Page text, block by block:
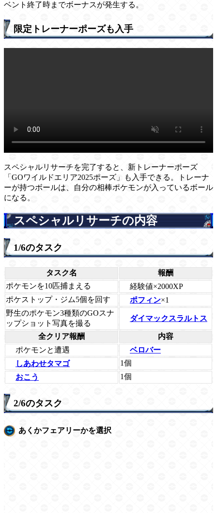
ベント終了時までボーナスが発生する。
限定トレーナーポーズも入手
スペシャルリサーチを完了すると、新トレーナーポーズ
「GOワイルドエリア2025ポーズ」も入手できる。トレーナ
ーが持つボールは、自分の相棒ポケモンが入っているボール
になる。
スペシャルリサーチの内容
1/6のタスク
タスク名
報酬
ポケモンを10匹捕まえる
経験値×2000XP
ポケストップ・ジム5個を回す
ポフィン×1
野生のポケモン3種類のGOスナ
ップショット写真を撮る
ダイマックスラルトス
全クリア報酬
内容
ポケモンと遭遇
ベロバー
しあわせタマゴ
1個
おこう
1個
2/6のタスク
あくかフェアリーかを選択